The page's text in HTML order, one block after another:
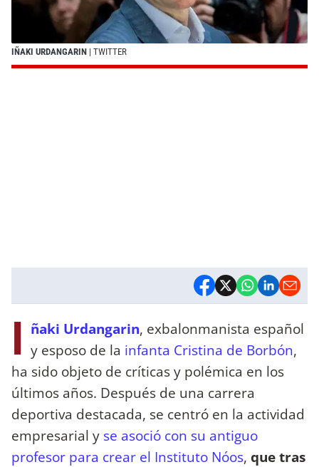
IÑAKI URDANGARIN | TWITTER
I ñaki Urdangarin, exbalonmanista español
y esposo de la infanta Cristina de Borbón,
ha sido objeto de críticas y polémica en los
últimos años. Después de una carrera
deportiva destacada, se centró en la actividad
empresarial y se asoció con su antiguo
profesor para crear el Instituto Nóos, que tras